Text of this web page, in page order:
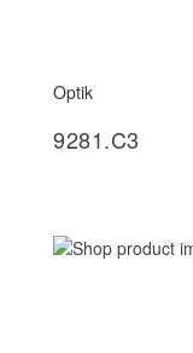
Optik
9281.C3